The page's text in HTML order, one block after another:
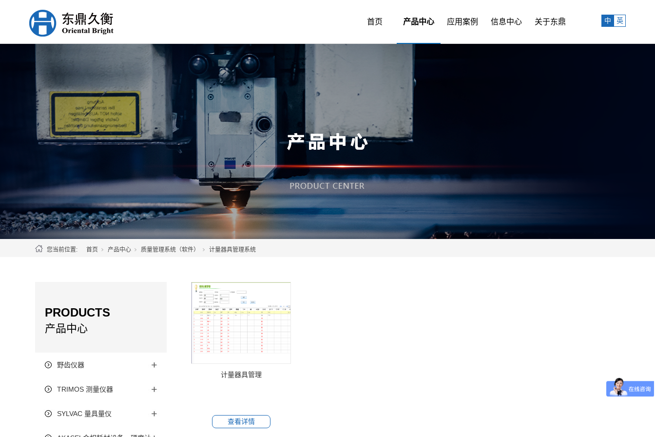
英
中
首页 产品中心 应用案例 信息中心 关于东鼎
您当前位置: 首页 产品中心 质量管理系统（软件） 计量器具管理系统
PRODUCTS
产品中心
野齿仪器
TRIMOS 测量仪器
SYLVAC 量具量仪
计量器具管理
查看详情